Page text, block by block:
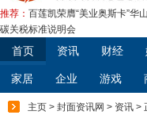
推荐： 百莲凯荣膺“美业奥斯卡”华
碳关税标准说明会
首页 资讯 财经
家居 企业 游戏
主页 > 封面资讯网 > 资讯 >